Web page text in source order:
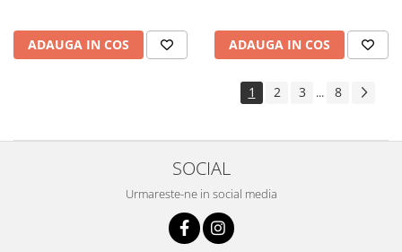
ADAUGA IN COS ADAUGA IN COS
1 2 3 ... 8
SOCIAL
Urmareste-ne in social media